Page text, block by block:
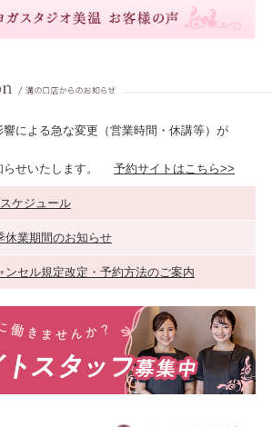
による急な変更（営業時間・休講等）が
らせいたします。 予約サイトはこちら>>
ケジュール
休業期間のお知らせ
ンセル規定改定・予約方法のご案内